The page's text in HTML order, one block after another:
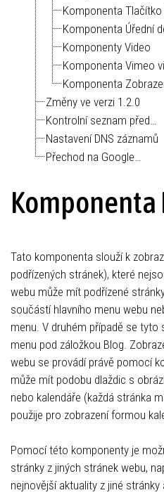
Komponenta Tlačítko
Komponenta Úřední
Komponenty Video
Komponenta Vimeo
Komponenta
Změny ve verzi 1.2.0
Kontrolní seznam před…
Nastavení DNS záznamů
Přechod na Google…
Komponenta
Tato komponenta slouží k
podřízených stránek), které
webu může mít podřízené
součástí hlavního menu webu
menu. V druhém případě se tyto
menu pod záložkou Blog.
webu se provádí právě pomocí
může mít podobu dlaždic s
nebo kalendáře (každá stránka
použije pro zobrazení formou
Pomocí této komponenty je
stránky z jiných stránek webu,
nejnovější aktuality z jiné